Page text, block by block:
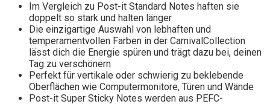
Im Vergleich zu Post-it Standard Notes haften sie
doppelt so stark und halten länger
Die einzigartige Auswahl von lebhaften und
temperamentvollen Farben in der CarnivalCollection
lässt dich die Energie spüren und trägt dazu bei, deinen
Tag zu verschönern
Perfekt für vertikale oder schwierig zu beklebende
Oberflächen wie Computermonitore, Türen und Wände
Post-it Super Sticky Notes werden aus PEFC-